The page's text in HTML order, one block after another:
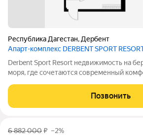
Республика Дагестан, Дербент
Апарт-комплекс DERBENT SPORT
Derbent Sport Resort недвижимость на берегу Каспийского
моря, где сочетаются современный
учитывают все потребности современных
Позвонить
6 882 000₽ –2%